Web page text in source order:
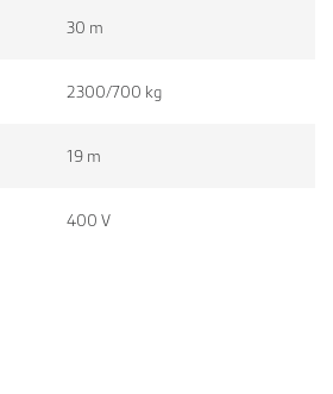
30 m
2300/700 kg
19 m
400 V